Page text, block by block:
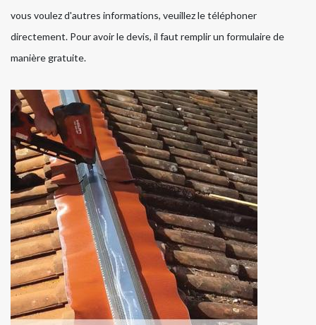
vous voulez d'autres informations, veuillez le téléphoner
directement. Pour avoir le devis, il faut remplir un formulaire de
manière gratuite.